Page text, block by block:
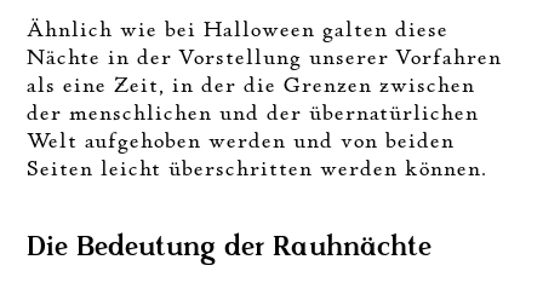
Ähnlich wie bei Halloween galten diese
Nächte in der Vorstellung unserer Vorfahren
als eine Zeit, in der die Grenzen zwischen
der menschlichen und der übernatürlichen
Welt aufgehoben werden und von beiden
Seiten leicht überschritten werden können.
Die Bedeutung der Rauhnächte